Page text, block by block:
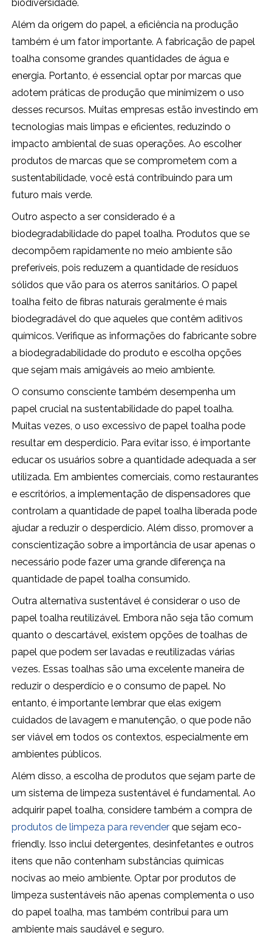
biodiversidade.
Além da origem do papel, a eficiência na produção
também é um fator importante. A fabricação de papel
toalha consome grandes quantidades de água e
energia. Portanto, é essencial optar por marcas que
adotem práticas de produção que minimizem o uso
desses recursos. Muitas empresas estão investindo em
tecnologias mais limpas e eficientes, reduzindo o
impacto ambiental de suas operações. Ao escolher
produtos de marcas que se comprometem com a
sustentabilidade, você está contribuindo para um
futuro mais verde.
Outro aspecto a ser considerado é a
biodegradabilidade do papel toalha. Produtos que se
decompõem rapidamente no meio ambiente são
preferíveis, pois reduzem a quantidade de resíduos
sólidos que vão para os aterros sanitários. O papel
toalha feito de fibras naturais geralmente é mais
biodegradável do que aqueles que contêm aditivos
químicos. Verifique as informações do fabricante sobre
a biodegradabilidade do produto e escolha opções
que sejam mais amigáveis ao meio ambiente.
O consumo consciente também desempenha um
papel crucial na sustentabilidade do papel toalha.
Muitas vezes, o uso excessivo de papel toalha pode
resultar em desperdício. Para evitar isso, é importante
educar os usuários sobre a quantidade adequada a ser
utilizada. Em ambientes comerciais, como restaurantes
e escritórios, a implementação de dispensadores que
controlam a quantidade de papel toalha liberada pode
ajudar a reduzir o desperdício. Além disso, promover a
conscientização sobre a importância de usar apenas o
necessário pode fazer uma grande diferença na
quantidade de papel toalha consumido.
Outra alternativa sustentável é considerar o uso de
papel toalha reutilizável. Embora não seja tão comum
quanto o descartável, existem opções de toalhas de
papel que podem ser lavadas e reutilizadas várias
vezes. Essas toalhas são uma excelente maneira de
reduzir o desperdício e o consumo de papel. No
entanto, é importante lembrar que elas exigem
cuidados de lavagem e manutenção, o que pode não
ser viável em todos os contextos, especialmente em
ambientes públicos.
Além disso, a escolha de produtos que sejam parte de
um sistema de limpeza sustentável é fundamental. Ao
adquirir papel toalha, considere também a compra de
produtos de limpeza para revenderque sejam eco-
friendly. Isso inclui detergentes, desinfetantes e outros
itens que não contenham substâncias químicas
nocivas ao meio ambiente. Optar por produtos de
limpeza sustentáveis não apenas complementa o uso
do papel toalha, mas também contribui para um
ambiente mais saudável e seguro.